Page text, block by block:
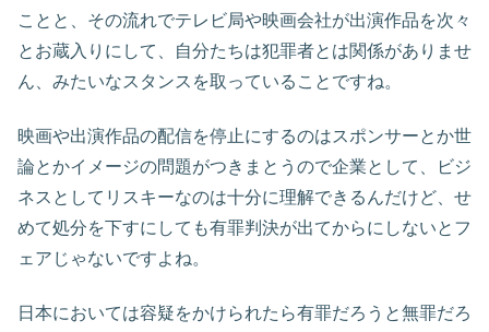
ことと、その流れでテレビ局や映画会社が出演作品を次々
とお蔵入りにして、自分たちは犯罪者とは関係がありませ
ん、みたいなスタンスを取っていることですね。
映画や出演作品の配信を停止にするのはスポンサーとか世
論とかイメージの問題がつきまとうので企業として、ビジ
ネスとしてリスキーなのは十分に理解できるんだけど、せ
めて処分を下すにしても有罪判決が出てからにしないとフ
ェアじゃないですよね。
日本においては容疑をかけられたら有罪だろうと無罪だろ